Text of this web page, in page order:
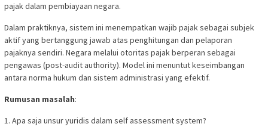
pajak dalam pembiayaan negara.
Dalam praktiknya, sistem ini menempatkan wajib pajak sebagai subjek
aktif yang bertanggung jawab atas penghitungan dan pelaporan
pajaknya sendiri. Negara melalui otoritas pajak berperan sebagai
pengawas (post-audit authority). Model ini menuntut keseimbangan
antara norma hukum dan sistem administrasi yang efektif.
Rumusan masalah:
1. Apa saja unsur yuridis dalam self assessment system?